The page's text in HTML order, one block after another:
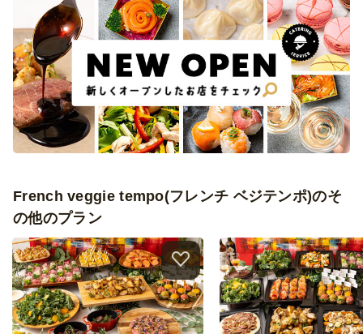
French veggie tempo(フレンチ ベジテンポ)のそ
の他のプラン